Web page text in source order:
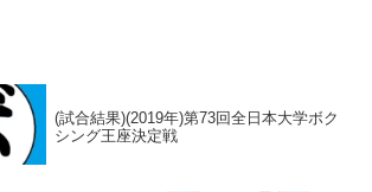
(試合結果)(2019年)第73回全日本大学ボク
シング王座決定戦